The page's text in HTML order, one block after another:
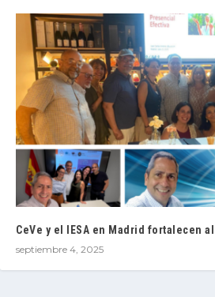
CeVe y el IESA en Madrid fortalecen
septiembre 4, 2025